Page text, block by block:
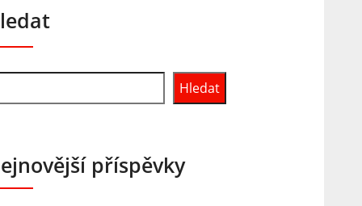
Hledat
příspěvky